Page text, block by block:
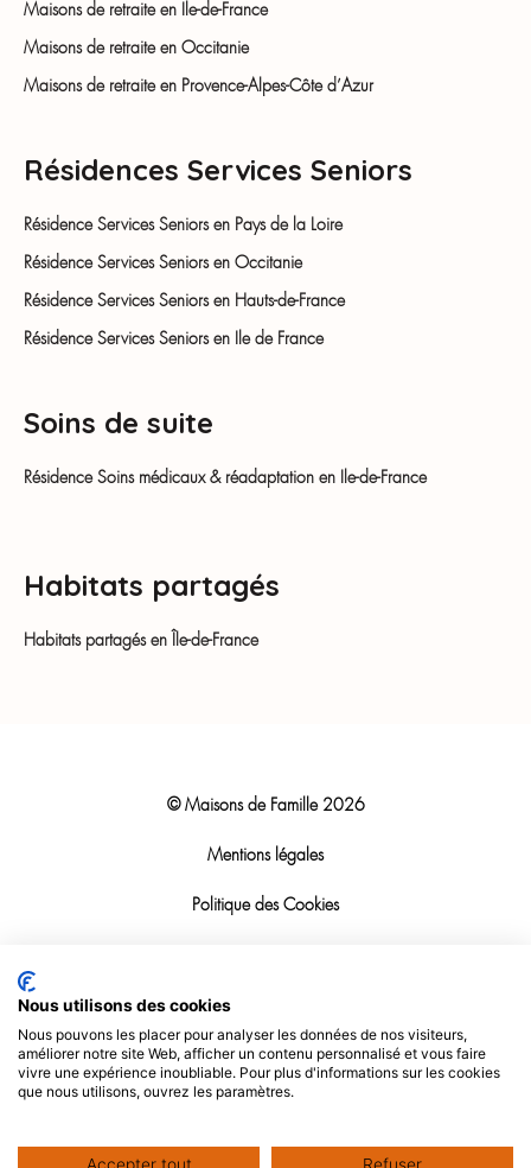
Maisons de retraite en Ile-de-France
Maisons de retraite en Occitanie
Maisons de retraite en Provence-Alpes-Côte d’Azur
Résidences Services Seniors
Résidence Services Seniors en Pays de la Loire
Résidence Services Seniors en Occitanie
Résidence Services Seniors en Hauts-de-France
Résidence Services Seniors en Ile de France
Soins de suite
Résidence Soins médicaux & réadaptation en Ile-de-France
Habitats partagés
Habitats partagés en Île-de-France
© Maisons de Famille 2026
Mentions légales
Politique des Cookies
Politique d’utilisation
Support informatique
Nous utilisons des cookies
Nous pouvons les placer pour analyser les données de nos visiteurs,
améliorer notre site Web, afficher un contenu personnalisé et vous faire
vivre une expérience inoubliable. Pour plus d'informations sur les cookies
que nous utilisons, ouvrez les paramètres.